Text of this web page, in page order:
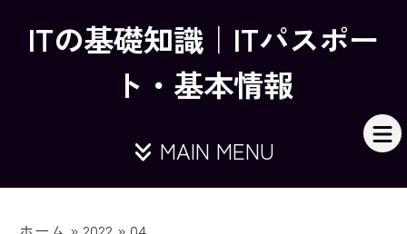
ITの基礎知識｜ITパスポー
ト・基本情報
MAIN MENU